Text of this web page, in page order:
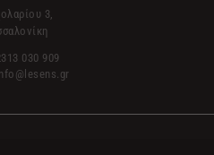
3,
030 909